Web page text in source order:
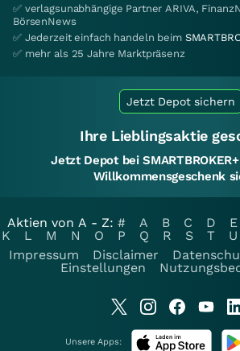
✅ verlagsunabhängige Partner ARIVA,
BörsenNews
✅ Jederzeit einfach handeln beim
✅ mehr als 25 Jahre Marktpräsenz
Jetzt Depot sichern
Ihre Lieblingsaktie
Jetzt Depot bei
Willkommensgeschenk
Aktien von A - Z: # A B C D E
K
L M N O P Q R S T U
Impressum
Disclaimer
Einstellungen
Unsere Apps: